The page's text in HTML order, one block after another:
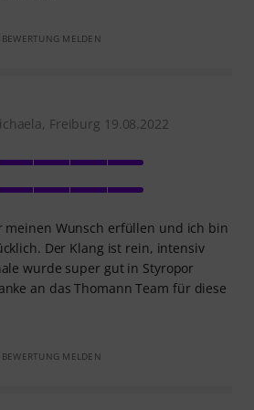
BEWERTUNG MELDEN
Freiburg 19.08.2022
meinen Wunsch erfüllen und ich bin
Der Klang ist rein, intensiv
wurde super gut in Styropor
an das Thomann Team für diese
BEWERTUNG MELDEN